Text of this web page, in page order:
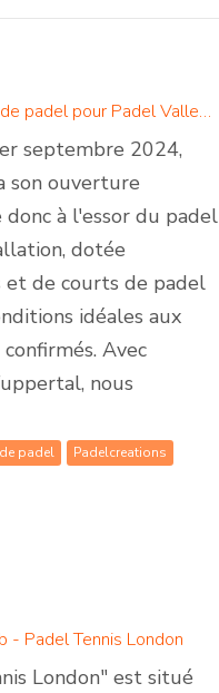
Padelcreations construit des courts de padel pour Padel Valley Wuppertal - Ouverture le 1er septembre 2024
septembre 2024,
son ouverture
à l'essor du padel
dotée
de courts de padel
idéales aux
Avec
nous
padel
Padelcreations
- Padel Tennis London
London" est situé